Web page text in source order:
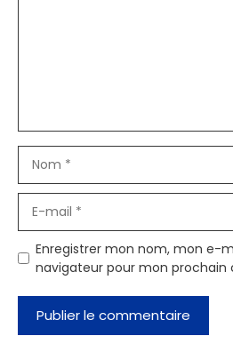
mail
Enregistrer mon nom, mon e-
navigateur pour mon prochain